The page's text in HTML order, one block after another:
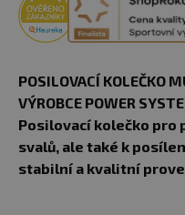
POSILOVACÍ KOLEČKO
VÝROBCE POWER
Posilovací kolečko pro
svalů, ale také k
stabilní a kvalitní